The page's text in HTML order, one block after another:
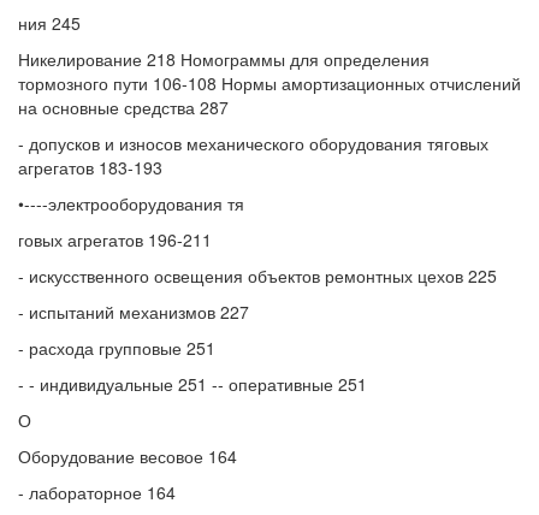
ния 245
Никелирование 218 Номограммы для определения
тормозного пути 106-108 Нормы амортизационных отчислений
на основные средства 287
- допусков и износов механического оборудования тяговых
агрегатов 183-193
•----электрооборудования тя
говых агрегатов 196-211
- искусственного освещения объектов ремонтных цехов 225
- испытаний механизмов 227
- расхода групповые 251
- - индивидуальные 251 -- оперативные 251
О
Оборудование весовое 164
- лабораторное 164